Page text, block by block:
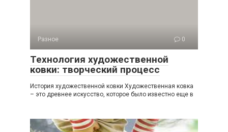
Разное 0
Технология художественной
ковки: творческий процесс
История художественной ковки Художественная ковка
– это древнее искусство, которое было известно еще в